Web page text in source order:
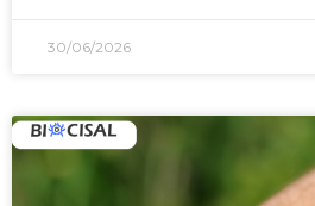
30/06/2026